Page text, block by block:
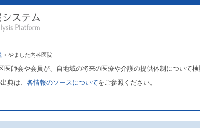
> やました内科医院
医師会や会員が、自地域の将来の医療や介護の提供体制について
典は、各情報のソースについてをご参照ください。